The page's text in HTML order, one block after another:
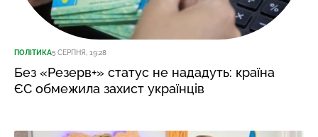
ПОЛІТИКА5 СЕРПНЯ, 19:28
Без «Резерв+» статус не нададуть: країна
ЄС обмежила захист українців